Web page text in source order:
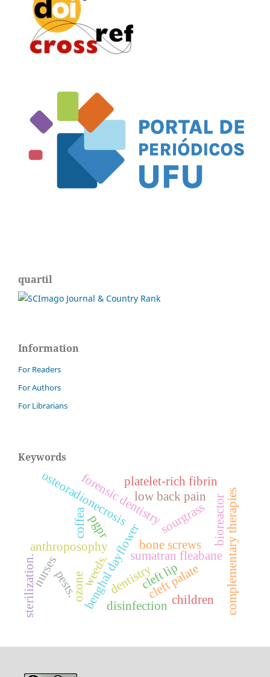
quartil
Information
For Readers
For Authors
For Librarians
Keywords
benghal dayflower
sourgrass
sumatran fleabane
weeds.
anthroposophy complementary therapies
dentistry
forensic dentistry
bone screws
cleft lip
cleft palate
osteoradionecrosis
ozone
platelet-rich fibrin
coffea
pests.
disinfection
sterilization.nurses
children
low back pain bioreactor
pgpr